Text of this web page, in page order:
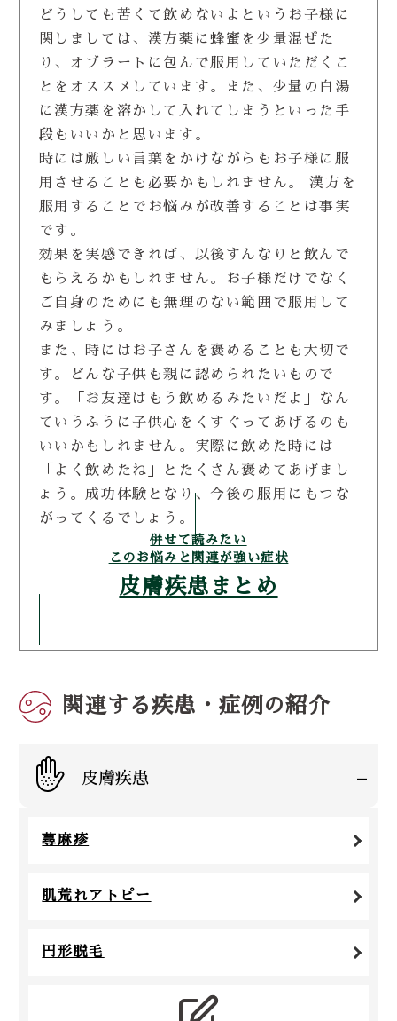
どうしても苦くて飲めないよというお子様に
関しましては、漢方薬に蜂蜜を少量混ぜた
り、オブラートに包んで服用していただくこ
とをオススメしています。また、少量の白湯
に漢方薬を溶かして入れてしまうといった手
段もいいかと思います。
時には厳しい言葉をかけながらもお子様に服
用させることも必要かもしれません。 漢方を
服用することでお悩みが改善することは事実
です。
効果を実感できれば、以後すんなりと飲んで
もらえるかもしれません。お子様だけでなく
ご自身のためにも無理のない範囲で服用して
みましょう。
また、時にはお子さんを褒めることも大切で
す。どんな子供も親に認められたいもので
す。「お友達はもう飲めるみたいだよ」なん
ていうふうに子供心をくすぐってあげるのも
いいかもしれません。実際に飲めた時には
「よく飲めたね」とたくさん褒めてあげまし
ょう。成功体験となり、今後の服用にもつな
がってくるでしょう。
併せて読みたい
このお悩みと関連が強い症状
皮膚疾患まとめ
関連する疾患・症例の紹介
皮膚疾患 -
蕁麻疹
肌荒れアトピー
円形脱毛